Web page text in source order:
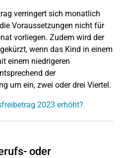
verringert sich monatlich
Voraussetzungen nicht für
vorliegen. Zudem wird der
wenn das Kind in einem
einem niedrigeren
der
um ein, zwei oder drei Viertel.
2023 erhöht?
oder